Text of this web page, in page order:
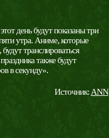
день будут показаны три
утра. Аниме, которые
транслироваться
также будут
в секунду».
Источник: ANN